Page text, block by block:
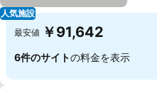
人気施設
最安値 ￥91,642
6件のサイトの料金を表示